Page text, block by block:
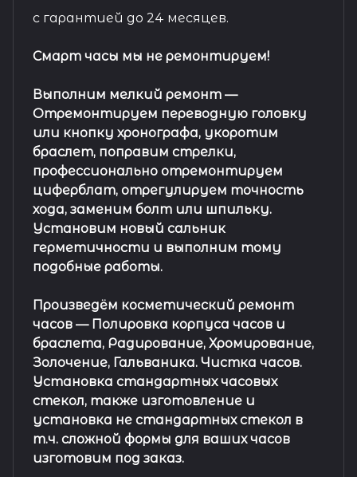
с гарантией до 24 месяцев.
Смарт часы мы не ремонтируем!
Выполним мелкий ремонт —
Отремонтируем переводную головку
или кнопку хронографа, укоротим
браслет, поправим стрелки,
профессионально отремонтируем
циферблат, отрегулируем точность
хода, заменим болт или шпильку.
Установим новый сальник
герметичности и выполним тому
подобные работы.
Произведём косметический ремонт
часов — Полировка корпуса часов и
браслета, Радирование, Хромирование,
Золочение, Гальваника. Чистка часов.
Установка стандартных часовых
стекол, также изготовление и
установка не стандартных стекол в
т.ч. сложной формы для ваших часов
изготовим под заказ.